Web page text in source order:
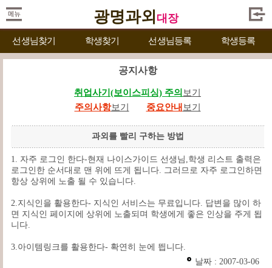
광명과외 대장
선생님찾기 학생찾기 선생님등록 학생등록
공지사항
취업사기(보이스피싱) 주의 보기
주의사항보기 중요안내 보기
과외를 빨리 구하는 방법
1. 자주 로그인 한다-현재 나이스가이드 선생님,학생 리스트 출력은
로그인한 순서대로 맨 위에 뜨게 됩니다. 그러므로 자주 로그인하면
항상 상위에 노출 될 수 있습니다.
2.지식인을 활용한다- 지식인 서비스는 무료입니다. 답변을 많이 하
면 지식인 페이지에 상위에 노출되며 학생에게 좋은 인상을 주게 됩
니다.
3.아이템링크를 활용한다- 확연히 눈에 띕니다.
날짜 : 2007-03-06